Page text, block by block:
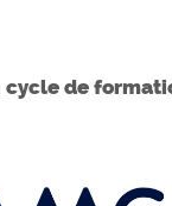
cycle de